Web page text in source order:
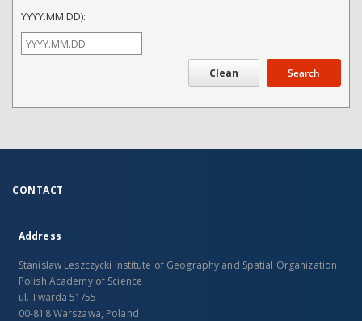
YYYY.MM.DD):
Search
CONTACT
Address
Stanislaw Leszczycki Institute of Geography and Spatial Organization
Polish Academy of Science
ul. Twarda 51/55
00-818 Warszawa, Poland